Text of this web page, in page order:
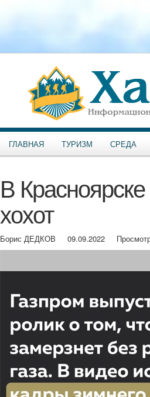
ГЛАВНАЯ ТУРИЗМ СРЕДА
В
хохот
Борис ДЕДКОВ 09.09.2022